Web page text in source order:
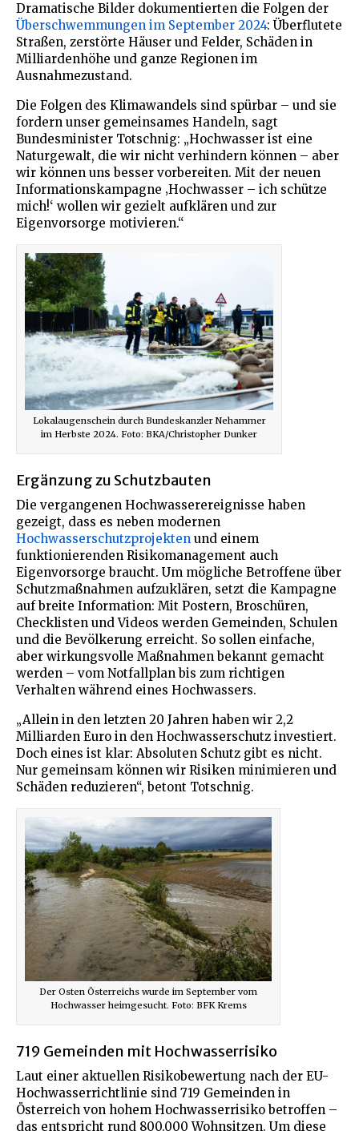
Dramatische Bilder dokumentierten die Folgen der
Überschwemmungen im September 2024: Überflutete
Straßen, zerstörte Häuser und Felder, Schäden in
Milliardenhöhe und ganze Regionen im
Ausnahmezustand.
Die Folgen des Klimawandels sind spürbar – und sie
fordern unser gemeinsames Handeln, sagt
Bundesminister Totschnig: „Hochwasser ist eine
Naturgewalt, die wir nicht verhindern können – aber
wir können uns besser vorbereiten. Mit der neuen
Informationskampagne ‚Hochwasser – ich schütze
mich!‘ wollen wir gezielt aufklären und zur
Eigenvorsorge motivieren.“
Lokalaugenschein durch Bundeskanzler Nehammer
im Herbste 2024. Foto: BKA/Christopher Dunker
Ergänzung zu Schutzbauten
Die vergangenen Hochwasserereignisse haben
gezeigt, dass es neben modernen
Hochwasserschutzprojekten und einem
funktionierenden Risikomanagement auch
Eigenvorsorge braucht. Um mögliche Betroffene über
Schutzmaßnahmen aufzuklären, setzt die Kampagne
auf breite Information: Mit Postern, Broschüren,
Checklisten und Videos werden Gemeinden, Schulen
und die Bevölkerung erreicht. So sollen einfache,
aber wirkungsvolle Maßnahmen bekannt gemacht
werden – vom Notfallplan bis zum richtigen
Verhalten während eines Hochwassers.
„Allein in den letzten 20 Jahren haben wir 2,2
Milliarden Euro in den Hochwasserschutz investiert.
Doch eines ist klar: Absoluten Schutz gibt es nicht.
Nur gemeinsam können wir Risiken minimieren und
Schäden reduzieren“, betont Totschnig.
Der Osten Österreichs wurde im September vom
Hochwasser heimgesucht. Foto: BFK Krems
719 Gemeinden mit Hochwasserrisiko
Laut einer aktuellen Risikobewertung nach der EU-
Hochwasserrichtlinie sind 719 Gemeinden in
Österreich von hohem Hochwasserrisiko betroffen –
das entspricht rund 800.000 Wohnsitzen. Um diese